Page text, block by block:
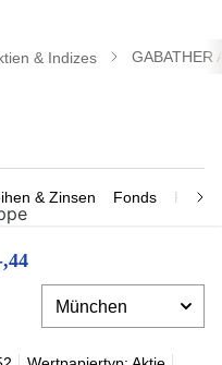
& Indizes GABATHER
& Zinsen Fonds